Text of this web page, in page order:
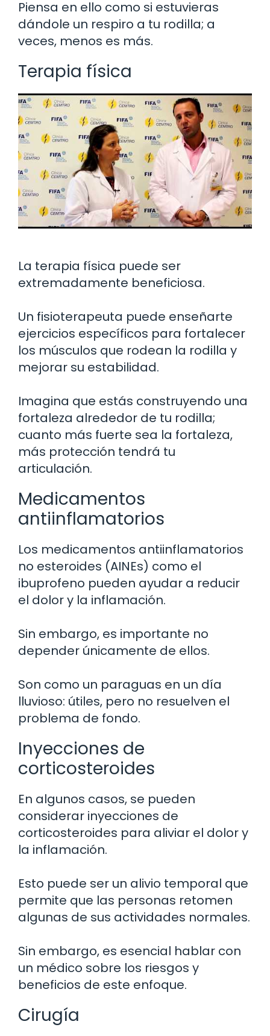
Piensa en ello como si estuvieras
dándole un respiro a tu rodilla; a
veces, menos es más.
Terapia física
La terapia física puede ser
extremadamente beneficiosa.
Un fisioterapeuta puede enseñarte
ejercicios específicos para fortalecer
los músculos que rodean la rodilla y
mejorar su estabilidad.
Imagina que estás construyendo una
fortaleza alrededor de tu rodilla;
cuanto más fuerte sea la fortaleza,
más protección tendrá tu
articulación.
Medicamentos
antiinflamatorios
Los medicamentos antiinflamatorios
no esteroides (AINEs) como el
ibuprofeno pueden ayudar a reducir
el dolor y la inflamación.
Sin embargo, es importante no
depender únicamente de ellos.
Son como un paraguas en un día
lluvioso: útiles, pero no resuelven el
problema de fondo.
Inyecciones de
corticosteroides
En algunos casos, se pueden
considerar inyecciones de
corticosteroides para aliviar el dolor y
la inflamación.
Esto puede ser un alivio temporal que
permite que las personas retomen
algunas de sus actividades normales.
Sin embargo, es esencial hablar con
un médico sobre los riesgos y
beneficios de este enfoque.
Cirugía